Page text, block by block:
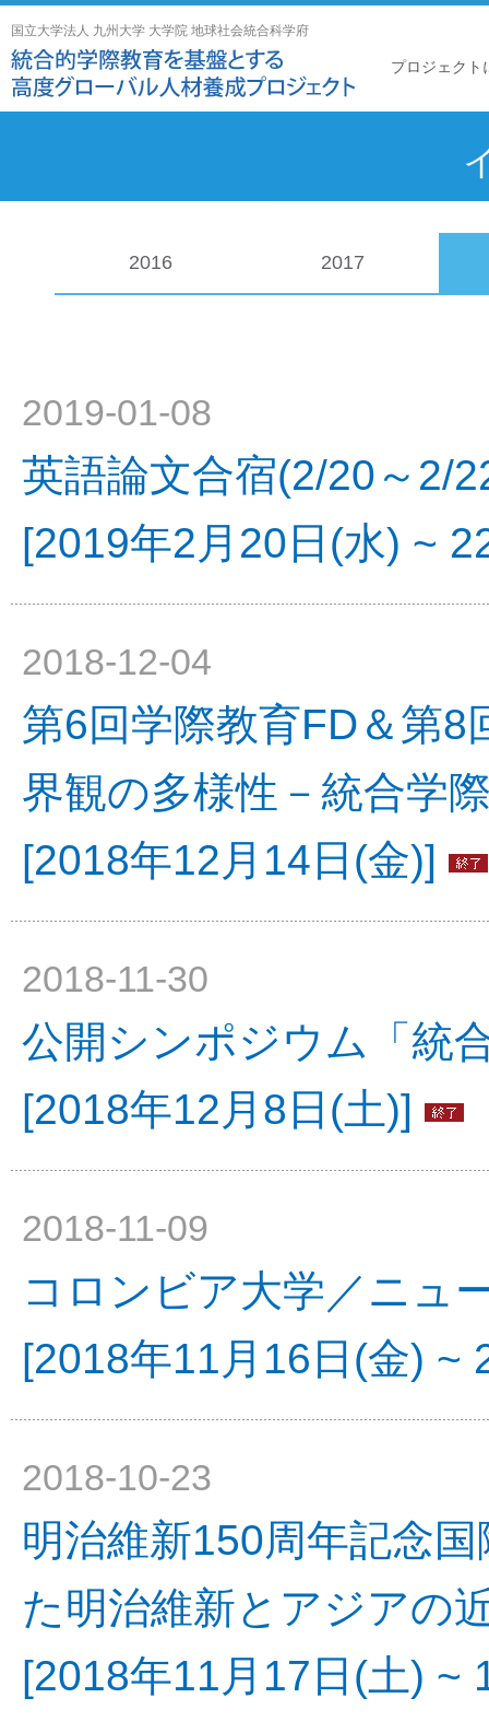
国立大学法人 九州大学 大学院 地球社会統合科学府
プロジェクト
2016 2017
2019-01-08
英語論文合宿(2/20～2/
[2019年2月20日(水) ~
2018-12-04
第6回学際教育FD＆第8
界観の多様性－統合学
[2018年12月14日(金)]
2018-11-30
公開シンポジウム「統
[2018年12月8日(土)]
2018-11-09
コロンビア大学／ニュ
[2018年11月16日(金) ~
2018-10-23
明治維新150周年記念
た明治維新とアジアの
[2018年11月17日(土) ~